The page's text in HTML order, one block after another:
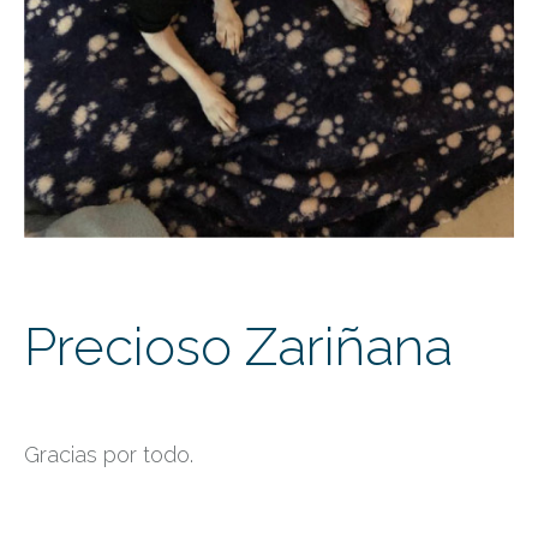
Precioso Zariñana
Gracias por todo.